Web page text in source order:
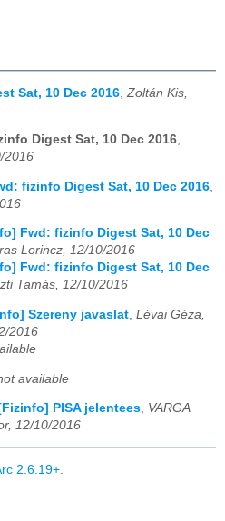
Sat, 10 Dec 2016 Zoltán Kis,
Digest Sat, 10 Dec 2016,
2016
fizinfo Digest Sat, 10 Dec 2016
Fwd: fizinfo Digest Sat, 10 Dec
Lorincz, 12/10/2016
Fwd: fizinfo Digest Sat, 10 Dec
Tamás, 12/10/2016
Szereny javaslat Lévai Géza,
2016
available
PISA jelentees, VARGA
12/10/2016
2.6.19+.